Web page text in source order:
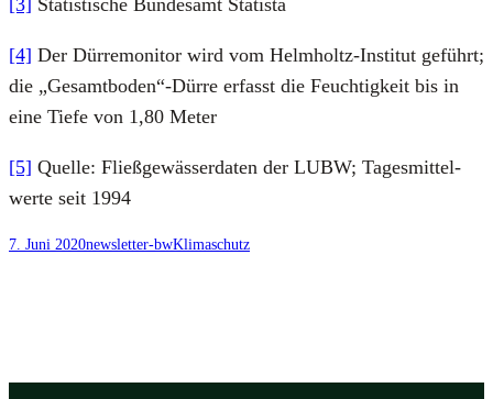
[4] Der Dür­re­mo­ni­tor wird vom Helm­holtz-Insti­tut geführt;
die „Gesamtboden“-Dürre erfasst die Feuch­tig­keit bis in
eine Tie­fe von 1,80 Meter
[5] Quel­le: Fließ­ge­wäs­ser­da­ten der LUBW; Tages­mit­tel­
wer­te seit 1994
7. Juni 2020newsletter-bwKlimaschutz